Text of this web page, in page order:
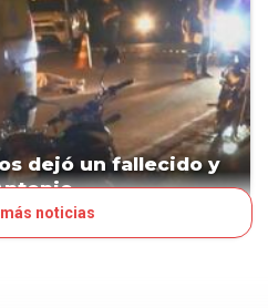
dejó un fallecido y
noticias